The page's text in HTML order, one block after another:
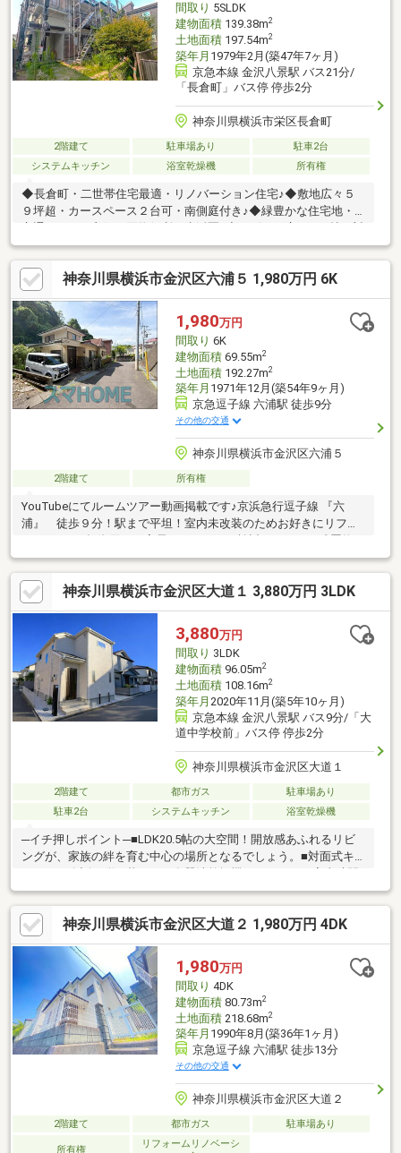
間取り 5SLDK
建物面積139.38m2
土地面積197.54m2
築年月 1979年2月(築47年7ヶ月)
京急本線 金沢八景駅 バス21分/
「長倉町」バス停 停歩2分
神奈川県横浜市栄区長倉町
2階建て 駐車場あり
駐車2台
システムキッチン
浴室乾燥機 所有権
◆長倉町・二世帯住宅最適・リノバーション住宅♪◆敷地広々５
９坪超・カースペース２台可・南側庭付き♪◆緑豊かな住宅地・
交通アクセス良好・買物便利な生活圏♪◆リビング広々19.4帖・対
面キッチン・日当たり良好♪◆バルコニー二箇所付き・開放感有
♪◆寝室10.1帖・ウォークインクローゼット付き♪◆うれしい納戸
2.5帖有り・居室には出窓、クローゼット付き♪◆最新設備につき
使いやすい設備機器♪◆室内大変綺麗に再生されます！
神奈川県横浜市金沢区六浦５ 1,980万円 6K
1,980万円
間取り 6K
建物面積69.55m2
土地面積192.27m2
築年月 1971年12月(築54年9ヶ月)
京急逗子線 六浦駅 徒歩9分
その他の交通
神奈川県横浜市金沢区六浦５
2階建て 所有権
YouTubeにてルームツアー動画掲載です♪京浜急行逗子線 『六
浦』 徒歩９分！駅まで平坦！室内未改装のためお好きにリフォ
あるため室内写真非公開弊社は一人一人のお客様の幸せを第一
に、少しでもお力になれるよう住宅に関するご質問や資金面に関
するお悩みなど、ご一緒に考えていきたいと思っております。年
中無休で営業しておりますのでいつでもお気軽にご相談下さいま
神奈川県横浜市金沢区大道１ 3,880万円 3LDK
3,880万円
間取り 3LDK
建物面積96.05m2
土地面積108.16m2
築年月 2020年11月(築5年10ヶ月)
京急本線 金沢八景駅 バス9分/「大
道中学校前」バス停 停歩2分
神奈川県横浜市金沢区大道１
2階建て 都市ガス
駐車場あり
駐車2台
システムキッチン 浴室乾燥機
─イチ押しポイント─■LDK20.5帖の大空間！開放感あふれるリビ
ングが、家族の絆を育む中心の場所となるでしょう。■対面式キ
ッチンで会話も弾む暮らし！食器洗乾燥機がスマートな家事時間
をしっかり保証します。■全居室6畳以上のゆとりある設計！全室
2面採光の明るい住空間が、心地よい毎日を実現します。■北西角
地の整形地！駐車2台可能な平坦地で、お車の出し入れもスムーズ
にサポートします。■築浅（2020年築）ならではの充実設備！食
洗機や浴室乾燥機が、日々の家事を便利にかなえます。「お家探
し」「ご売却」は 地域密着型不動産ハウスドゥ横須賀衣笠におま
かせ下さい！
神奈川県横浜市金沢区大道２ 1,980万円 4DK
1,980万円
間取り 4DK
建物面積80.73m2
土地面積218.68m2
築年月 1990年8月(築36年1ヶ月)
京急逗子線 六浦駅 徒歩13分
その他の交通
神奈川県横浜市金沢区大道２
2階建て 都市ガス 駐車場あり
所有権
リフォームリノベーシ